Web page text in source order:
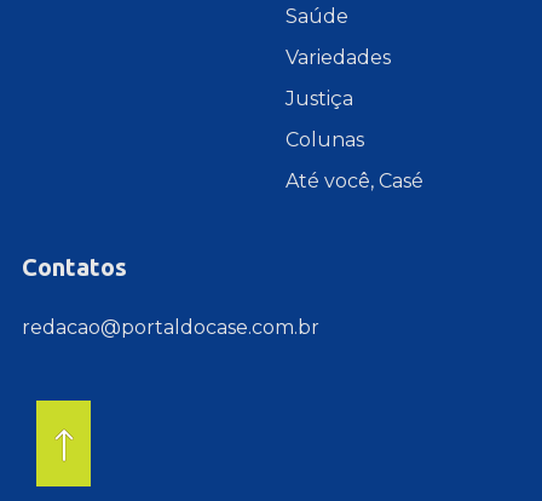
Saúde
Variedades
Justiça
Colunas
Até você, Casé
Contatos
redacao@portaldocase.com.br